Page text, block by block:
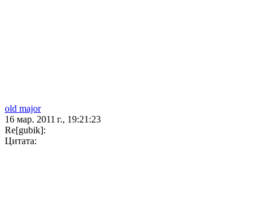
old major
16 мар. 2011 г., 19:21:23
Re[gubik]:
Цитата: